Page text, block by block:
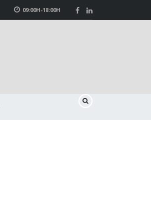
09:00H-18:00H